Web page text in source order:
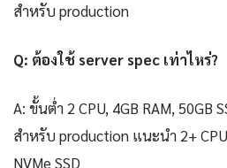
สำหรับ production
Q: ต้องใช้ server spec เท่าไหร่?
A: ขั้นต่ำ 2 CPU, 4GB RAM, 50GB
สำหรับ production แนะนำ 2+
NVMe SSD